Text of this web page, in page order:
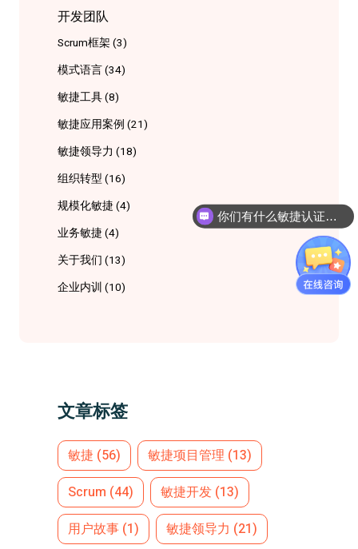
开发团队
Scrum框架 (3)
模式语言(34)
敏捷工具(8)
敏捷应用案例 (21)
敏捷领导力 (18)
组织转型(16)
规模化敏捷(4)
业务敏捷(4)
关于我们 (13)
企业内训 (10)
文章标签
敏捷 (56) 敏捷项目管理 (13)
Scrum (44) 敏捷开发 (13)
用户故事 (1) 敏捷领导力 (21)
你们有什么敏捷认证课程吗